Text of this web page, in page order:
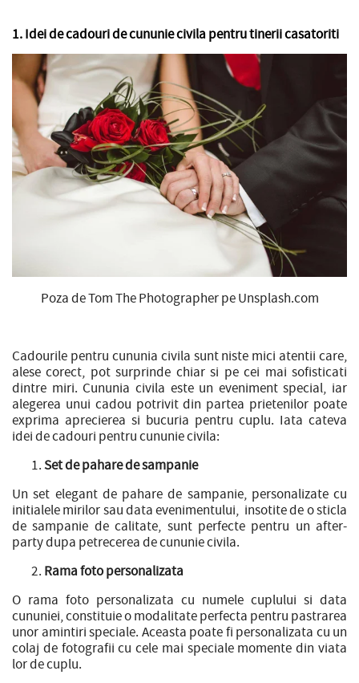
1. Idei de cadouri de cununie civila pentru tinerii casatoriti
Poza de Tom The Photographer pe Unsplash.com
Cadourile pentru cununia civila sunt niste mici atentii care,
alese corect, pot surprinde chiar si pe cei mai sofisticati
dintre miri. Cununia civila este un eveniment special, iar
alegerea unui cadou potrivit din partea prietenilor poate
exprima aprecierea si bucuria pentru cuplu. Iata cateva
idei de cadouri pentru cununie civila:
Set de pahare de sampanie
Un set elegant de pahare de sampanie, personalizate cu
initialele mirilor sau data evenimentului, insotite de o sticla
de sampanie de calitate, sunt perfecte pentru un after-
party dupa petrecerea de cununie civila.
Rama foto personalizata
O rama foto personalizata cu numele cuplului si data
cununiei, constituie o modalitate perfecta pentru pastrarea
unor amintiri speciale. Aceasta poate fi personalizata cu un
colaj de fotografii cu cele mai speciale momente din viata
lor de cuplu.